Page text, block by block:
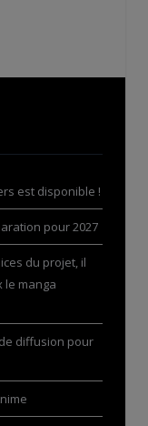
est disponible !
pour 2027
du projet, il
le manga
diffusion pour